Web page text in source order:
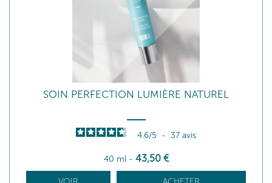
SOIN PERFECTION LUMIÈRE NATUREL
4.6/5 - 37 avis
40 ml - 43,50 €